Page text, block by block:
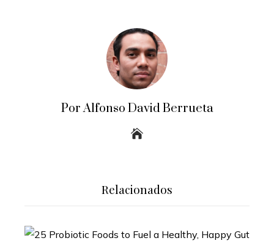
Por Alfonso David Berrueta
Relacionados